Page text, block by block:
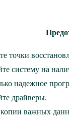
точки
систему на
надежное
драйверы.
копии важных